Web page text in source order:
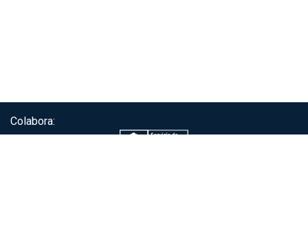
Colabora: